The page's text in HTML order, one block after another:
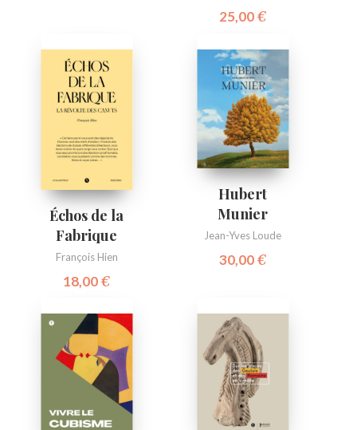
25,00€
Échos de la
Fabrique
François Hien
18,00€
Hubert
Munier
Jean-Yves Loude
30,00€